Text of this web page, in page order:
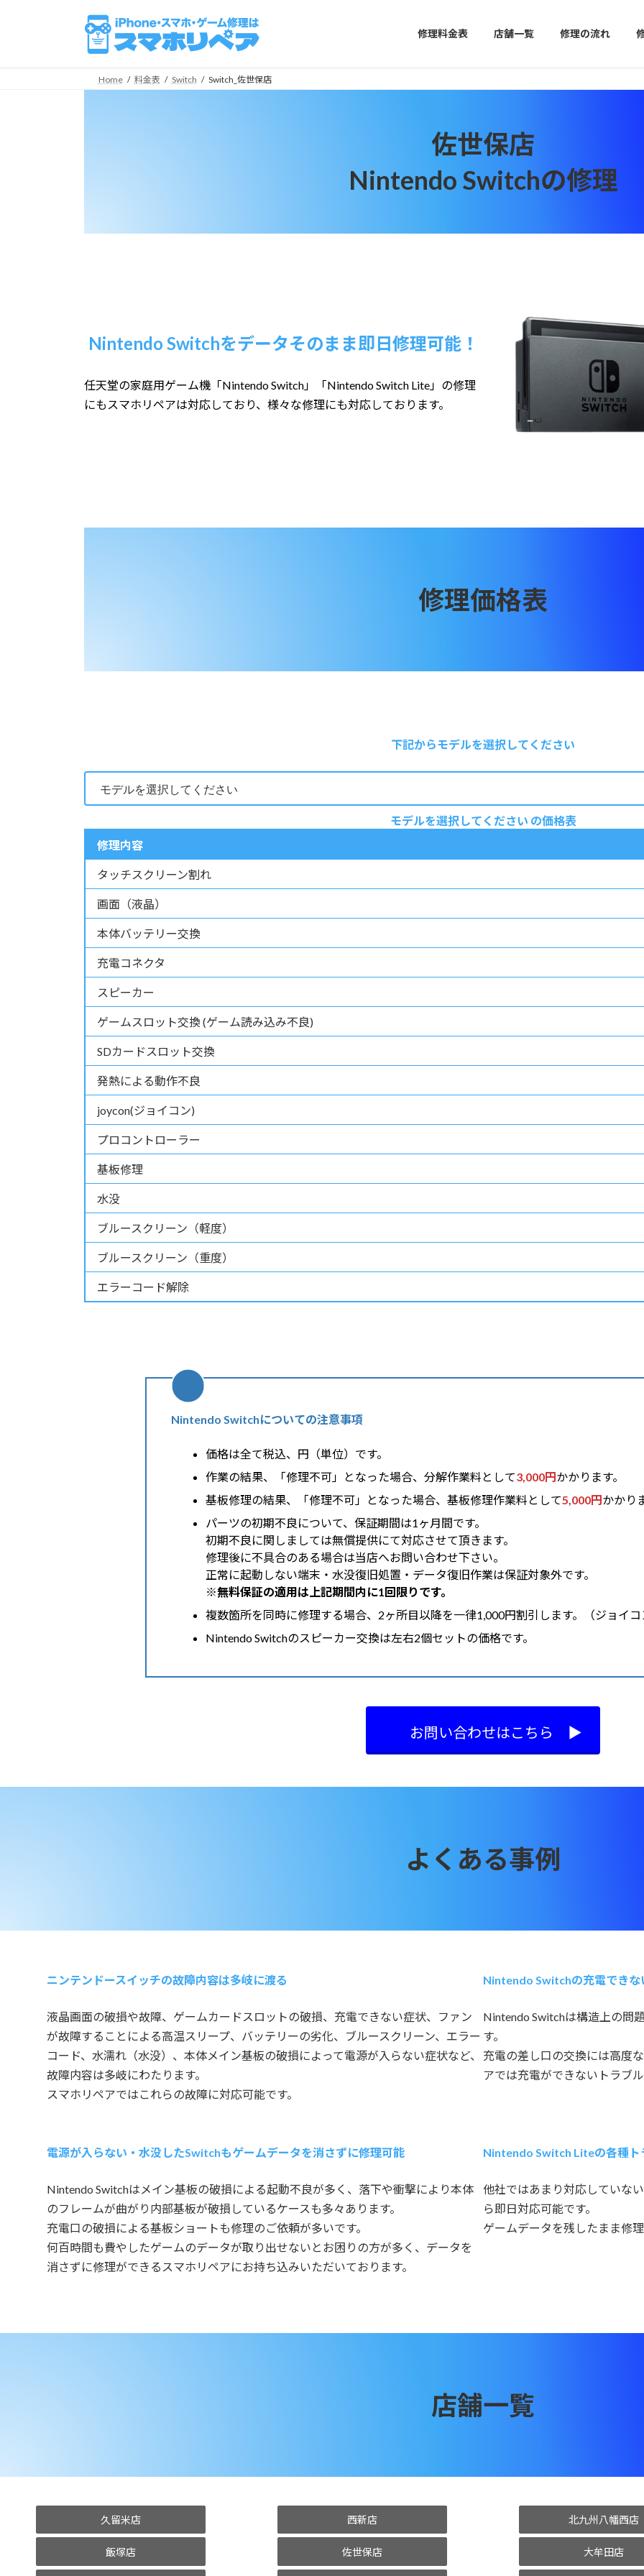
修理料金表 店舗一覧 修理の流れ
Home 料金表 Switch Switch_佐世保店
佐世保店
Nintendo Switchの修理
Nintendo Switchをデータそのまま即日修理可能！
任天堂の家庭用ゲーム機「Nintendo Switch」「Nintendo Switch Lite」の修理
にもスマホリペアは対応しており、様々な修理にも対応しております。
修理価格表
下記からモデルを選択してください
モデルを選択してください の価格表
修理内容
タッチスクリーン割れ
画面（液晶）
本体バッテリー交換
充電コネクタ
スピーカー
ゲームスロット交換 (ゲーム読み込み不良)
SDカードスロット交換
発熱による動作不良
joycon(ジョイコン)
プロコントローラー
基板修理
水没
ブルースクリーン（軽度）
ブルースクリーン（重度）
エラーコード解除
Nintendo Switchについての注意事項
価格は全て税込、円（単位）です。
作業の結果、「修理不可」となった場合、分解作業料として3,000円かかります。
基板修理の結果、「修理不可」となった場合、基板修理作業料として5,000円かかり
パーツの初期不良について、保証期間は1ヶ月間です。
初期不良に関しましては無償提供にて対応させて頂きます。
修理後に不具合のある場合は当店へお問い合わせ下さい。
正常に起動しない端末・水没復旧処置・データ復旧作業は保証対象外です。
※無料保証の適用は上記期間内に1回限りです。
複数箇所を同時に修理する場合、2ヶ所目以降を一律1,000円割引します。（ジョイ
Nintendo Switchのスピーカー交換は左右2個セットの価格です。
お問い合わせはこちら ▶︎
よくある事例
ニンテンドースイッチの故障内容は多岐に渡る
液晶画面の破損や故障、ゲームカードスロットの破損、充電できない症状、ファン
が故障することによる高温スリープ、バッテリーの劣化、ブルースクリーン、エラー
コード、水濡れ（水没）、本体メイン基板の破損によって電源が入らない症状など、
故障内容は多岐にわたります。
スマホリペアではこれらの故障に対応可能です。
Nintendo Switchの充電できな
Nintendo Switchは構造上の問
す。
充電の差し口の交換には高度
アでは充電ができないトラブ
電源が入らない・水没したSwitchもゲームデータを消さずに修理可能
Nintendo Switchはメイン基板の破損による起動不良が多く、落下や衝撃により本体
のフレームが曲がり内部基板が破損しているケースも多々あります。
充電口の破損による基板ショートも修理のご依頼が多いです。
何百時間も費やしたゲームのデータが取り出せないとお困りの方が多く、データを
消さずに修理ができるスマホリペアにお持ち込みいただいております。
Nintendo Switch Liteの各種ト
他社ではあまり対応していな
ら即日対応可能です。
ゲームデータを残したまま修
店舗一覧
久留米店 西新店 北九州八幡西店
飯塚店 佐世保店 大牟田店